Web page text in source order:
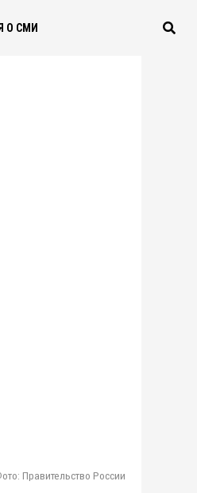
О СМИ
Правительство России